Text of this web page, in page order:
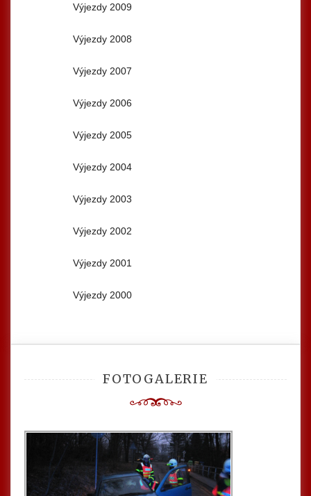
Výjezdy 2009
Výjezdy 2008
Výjezdy 2007
Výjezdy 2006
Výjezdy 2005
Výjezdy 2004
Výjezdy 2003
Výjezdy 2002
Výjezdy 2001
Výjezdy 2000
FOTOGALERIE